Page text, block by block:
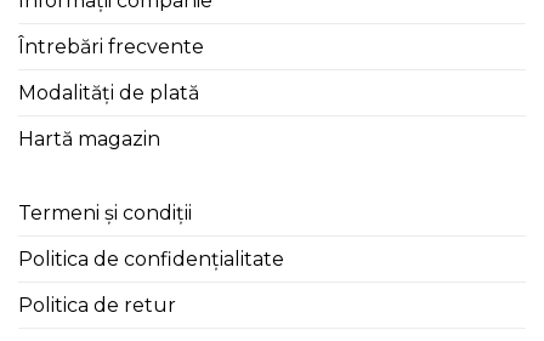
Întrebări frecvente
Modalități de plată
Hartă magazin
Termeni și condiții
Politica de confidențialitate
Politica de retur